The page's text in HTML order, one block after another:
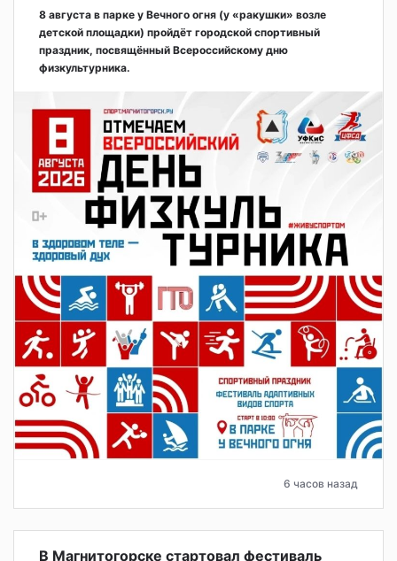
8 августа в парке у Вечного огня (у «ракушки» возле
детской площадки) пройдёт городской спортивный
праздник, посвящённый Всероссийскому дню
физкультурника.
6 часов назад
В Магнитогорске стартовал фестиваль